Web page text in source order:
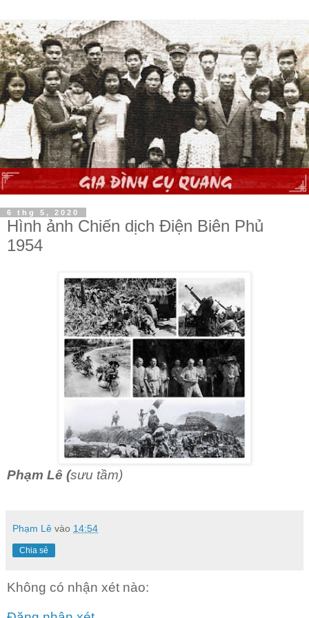
6 thg 5, 2020
Hình ảnh Chiến dịch Điện Biên Phủ
1954
Phạm Lê (sưu tầm)
Phạm Lê vào 14:54
Chia sẻ
Không có nhận xét nào: